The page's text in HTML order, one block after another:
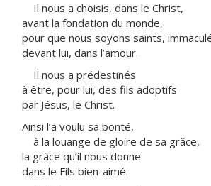
Il nous a choisis, dans le Christ,
avant la fondation du monde,
pour que nous soyons saints,
devant lui, dans l’amour.
Il nous a prédestinés
à être, pour lui, des fils adoptifs
par Jésus, le Christ.
Ainsi l’a voulu sa bonté,
à la louange de gloire de sa grâce,
la grâce qu’il nous donne
dans le Fils bien-aimé.